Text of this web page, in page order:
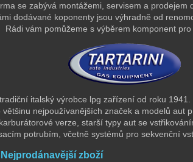
se zabývá montážemi, servisem a prodejem
dodávané koponenty jsou výhradně od
Rádi vám pomůžeme s výběrem komponent
italský výrobce lpg zařízení od roku
většinu nejpoužívanějších značek a modelů aut
verze, starší typy aut se
potrubím, včetně systémů pro sekvenční
Nejprodánavější zboží